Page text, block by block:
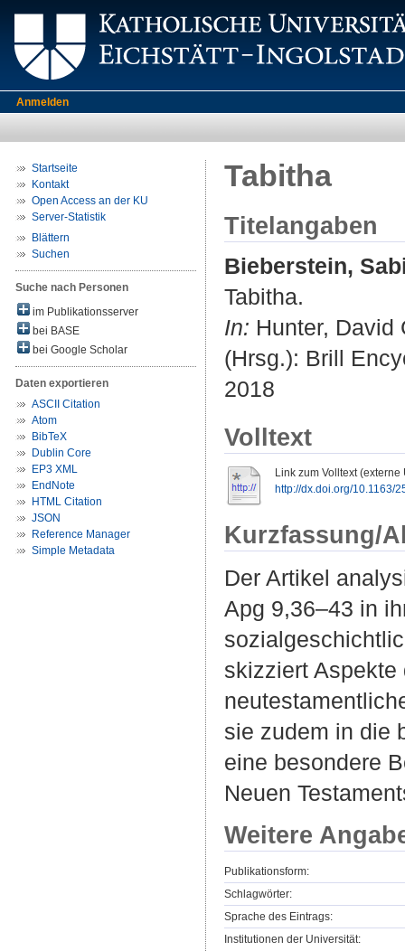
Anmelden
Startseite
Kontakt
Open Access an der KU
Server-Statistik
Blättern
Suchen
Suche nach Personen
im Publikationsserver
bei BASE
bei Google Scholar
Daten exportieren
ASCII Citation
Atom
BibTeX
Dublin Core
EP3 XML
EndNote
HTML Citation
JSON
Reference Manager
Simple Metadata
Tabitha
Titelangaben
Bieberstein,
Tabitha.
In: Hunter, David
(Hrsg.): Brill
2018
Volltext
Link zum Volltext (externe
http://dx.doi.org/10.1163/
Kurzfassung/
Der Artikel
Apg 9,36–43 in
skizziert Aspekte
sie zudem in die
eine besondere
Neuen
Weitere
Publikationsform:
Schlagwörter:
Sprache des Eintrags:
Institutionen der Universität: